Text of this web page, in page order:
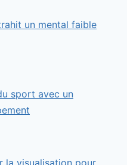
un mental faible
sport avec un